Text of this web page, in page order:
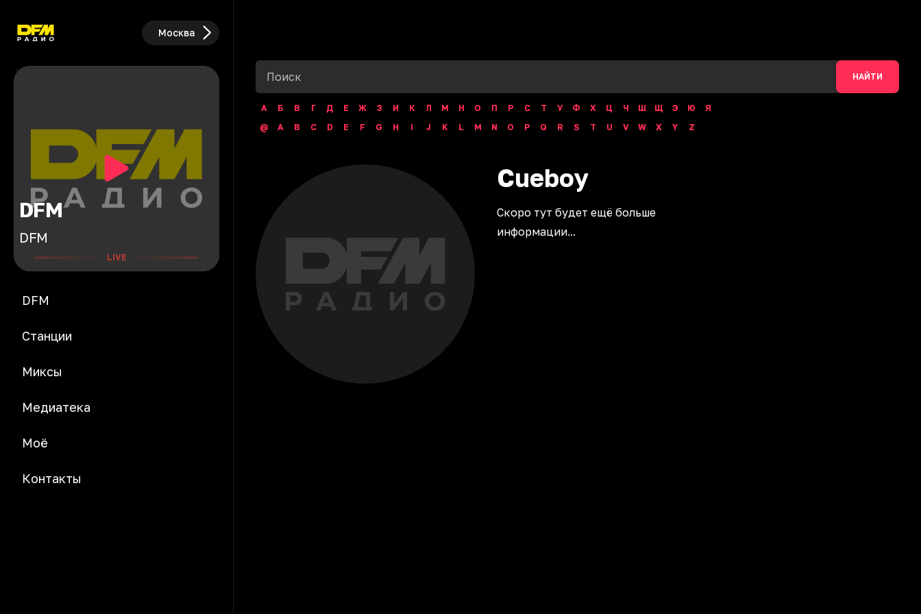
Москва
DFM
DFM
LIVE
DFM
Станции
Миксы
Медиатека
Моё
Контакты
НАЙТИ
А Б В Г Д Е Ж З И К Л М Н О П Р С Т У Ф Х Ц Ч Ш Щ Э Ю
Я
@
A B C D E F G H I J K L M N O P Q R S T U V W X Y Z
Cueboy
Скоро тут будет ещё больше
информации...